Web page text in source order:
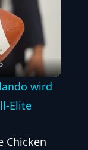
wird
Elite
Chicken